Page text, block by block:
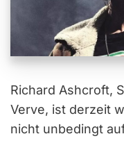
Richard Ashcroft,
Verve, ist derzeit
nicht unbedingt